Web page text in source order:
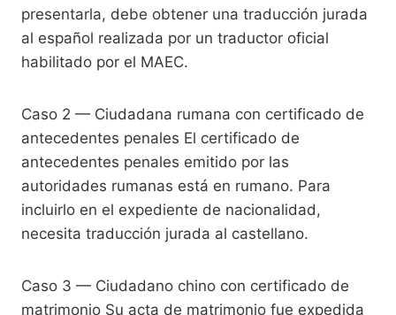
presentarla, debe obtener una traducción jurada
al español realizada por un traductor oficial
habilitado por el MAEC.
Caso 2 — Ciudadana rumana con certificado de
antecedentes penales El certificado de
antecedentes penales emitido por las
autoridades rumanas está en rumano. Para
incluirlo en el expediente de nacionalidad,
necesita traducción jurada al castellano.
Caso 3 — Ciudadano chino con certificado de
matrimonio Su acta de matrimonio fue expedida